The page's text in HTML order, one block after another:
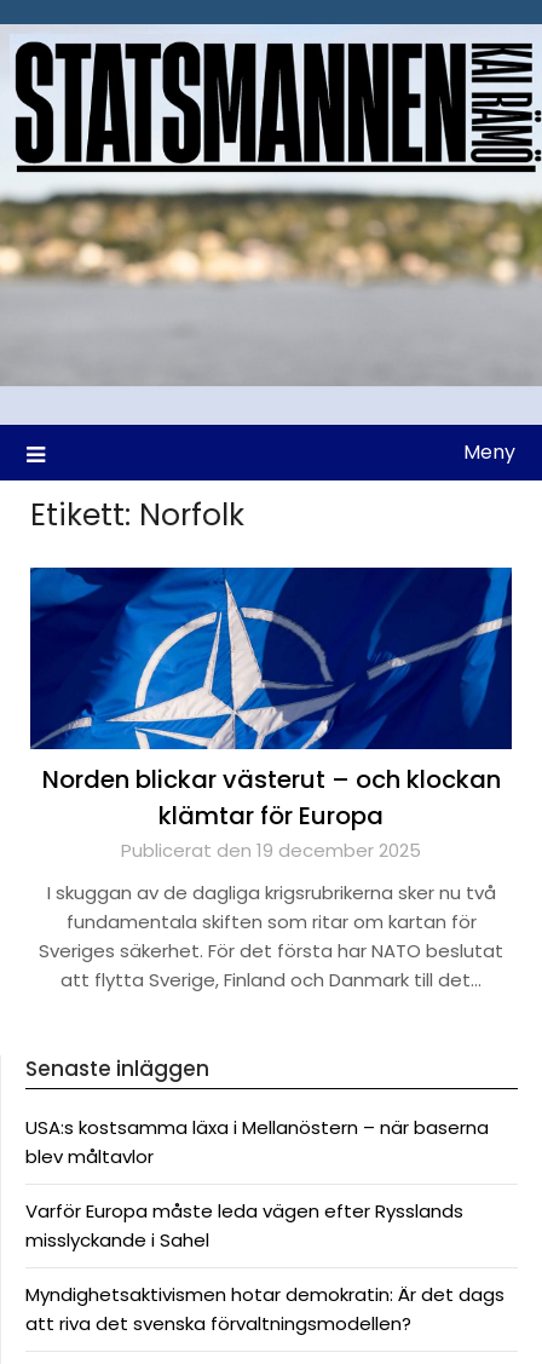
till
Meny
Etikett: Norfolk
Norden blickar västerut – och klockan
klämtar för Europa
Publicerat den 19 december 2025
I skuggan av de dagliga krigsrubrikerna sker nu två
fundamentala skiften som ritar om kartan för
Sveriges säkerhet. För det första har NATO beslutat
att flytta Sverige, Finland och Danmark till det…
Senaste inläggen
USA:s kostsamma läxa i Mellanöstern – när baserna
blev måltavlor
Varför Europa måste leda vägen efter Rysslands
misslyckande i Sahel
Myndighetsaktivismen hotar demokratin: Är det dags
att riva det svenska förvaltningsmodellen?